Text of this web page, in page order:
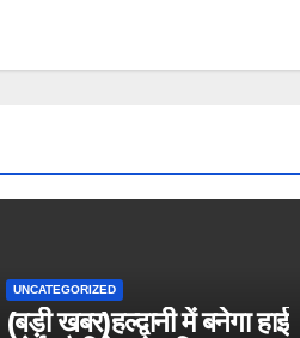
UNCATEGORIZED
(बड़ी खबर)हल्द्वानी में बनेगा हाई